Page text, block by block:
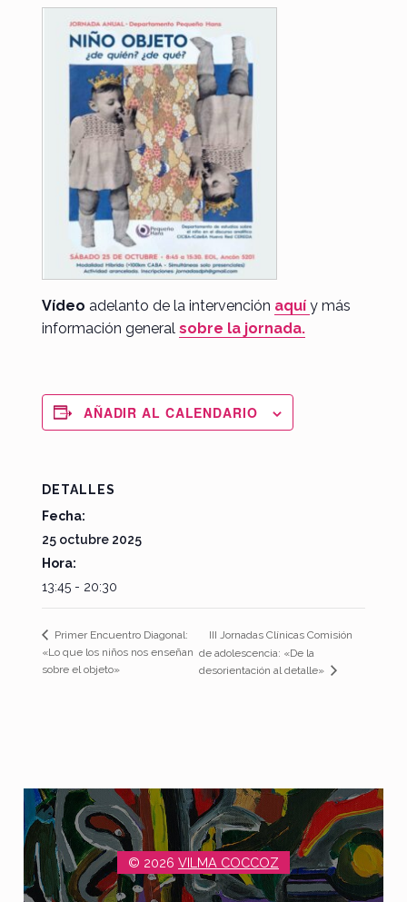
Vídeo adelanto de la intervención aquí y más
información general sobre la jornada.
AÑADIR AL CALENDARIO
DETALLES
Fecha:
25 octubre 2025
Hora:
13:45 - 20:30
Primer Encuentro Diagonal:
«Lo que los niños nos enseñan
sobre el objeto»
III Jornadas Clínicas Comisión
de adolescencia: «De la
desorientación al detalle»
© 2026 VILMA COCCOZ